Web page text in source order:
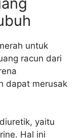
untuk
racun dari
dapat merusak
yaitu
Hal ini